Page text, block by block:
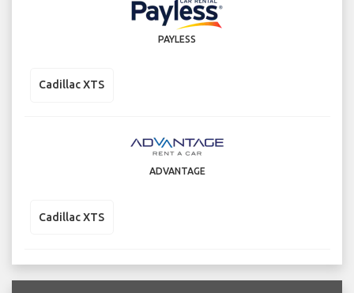
PAYLESS
Cadillac XTS
ADVANTAGE
Cadillac XTS